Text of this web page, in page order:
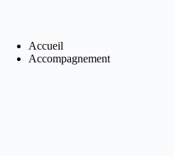
Accueil
Accompagnement